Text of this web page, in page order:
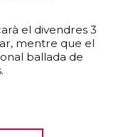
el divendres 3
mentre que el
ballada de